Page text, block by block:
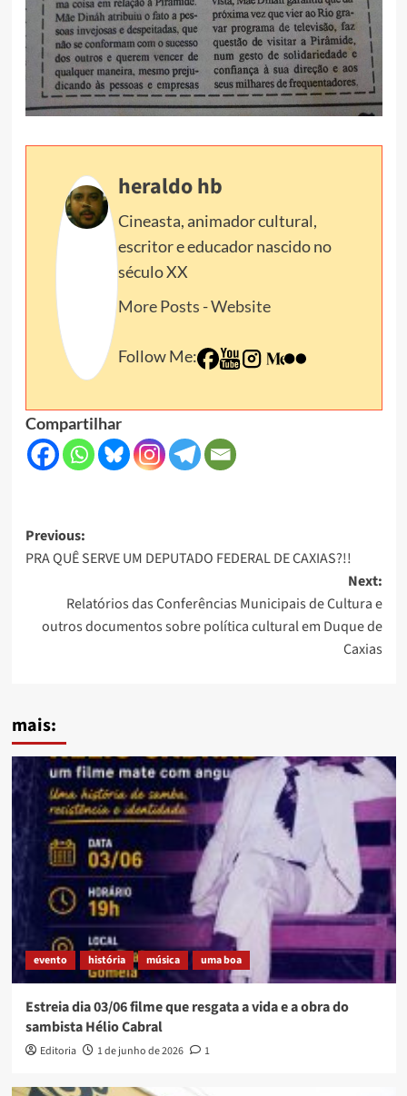
heraldo hb
Cineasta, animador cultural,
escritor e educador nascido no
século XX
More Posts -Website
Follow Me:
Compartilhar
Post
navigation
Previous:
PRA QUÊ SERVE UM DEPUTADO FEDERAL DE CAXIAS?!!
Next:
Relatórios das Conferências Municipais de Cultura e
outros documentos sobre política cultural em Duque de
Caxias
mais:
evento história música uma boa
Estreia dia 03/06 filme que resgata a vida e a obra do
sambista Hélio Cabral
Editoria 1 de junho de 2026 1